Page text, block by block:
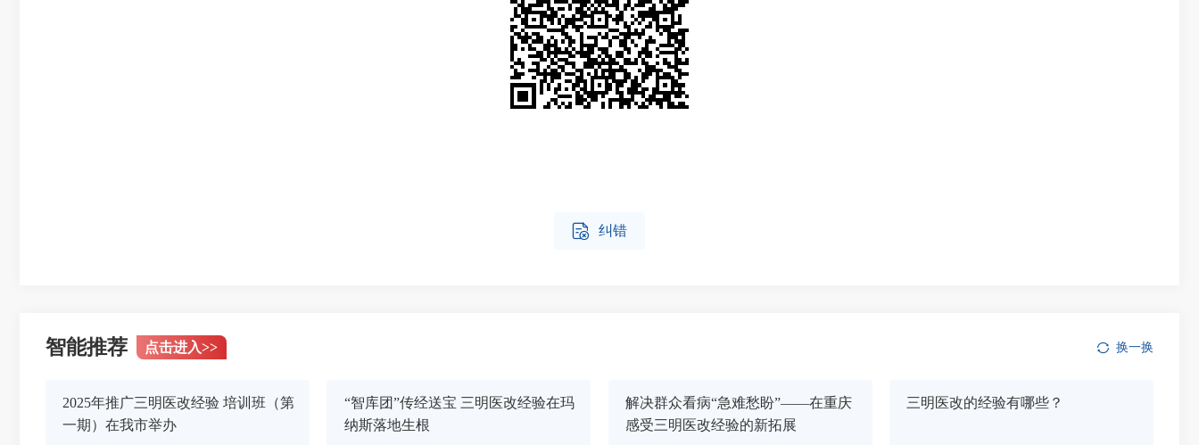
 纠错
智能推荐 点击进入>> 换一换
2025年推广三明医改经验 培训班（第
一期）在我市举办
“智库团”传经送宝 三明医改经验在玛
纳斯落地生根
解决群众看病“急难愁盼”——在重庆
感受三明医改经验的新拓展
三明医改的经验有哪些？